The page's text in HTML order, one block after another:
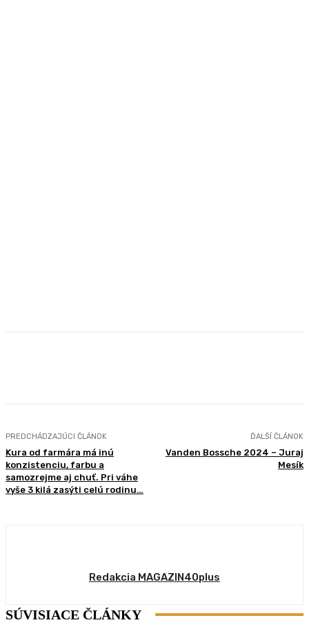
PREDCHÁDZAJÚCI ČLÁNOK
Kura od farmára má inú
konzistenciu, farbu a
samozrejme aj chuť. Pri váhe
vyše 3 kilá zasýti celú rodinu…
ĎALŠÍ ČLÁNOK
Vanden Bossche 2024 – Juraj
Mesík
Redakcia MAGAZIN40plus
SÚVISIACE ČLÁNKY